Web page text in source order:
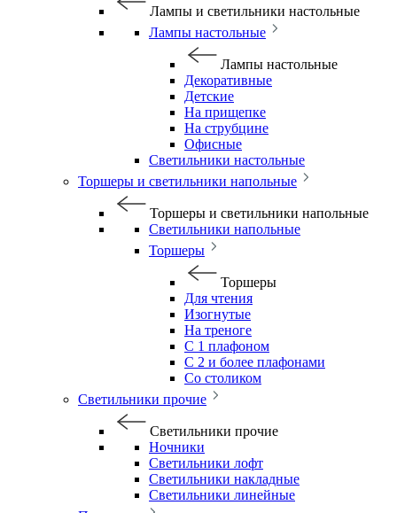
Лампы и светильники настольные
Лампы настольные
Лампы настольные
Декоративные
Детские
На прищепке
На струбцине
Офисные
Светильники настольные
Торшеры и светильники напольные
Торшеры и светильники напольные
Светильники напольные
Торшеры
Торшеры
Для чтения
Изогнутые
На треноге
С 1 плафоном
С 2 и более плафонами
Со столиком
Светильники прочие
Светильники прочие
Ночники
Светильники лофт
Светильники накладные
Светильники линейные